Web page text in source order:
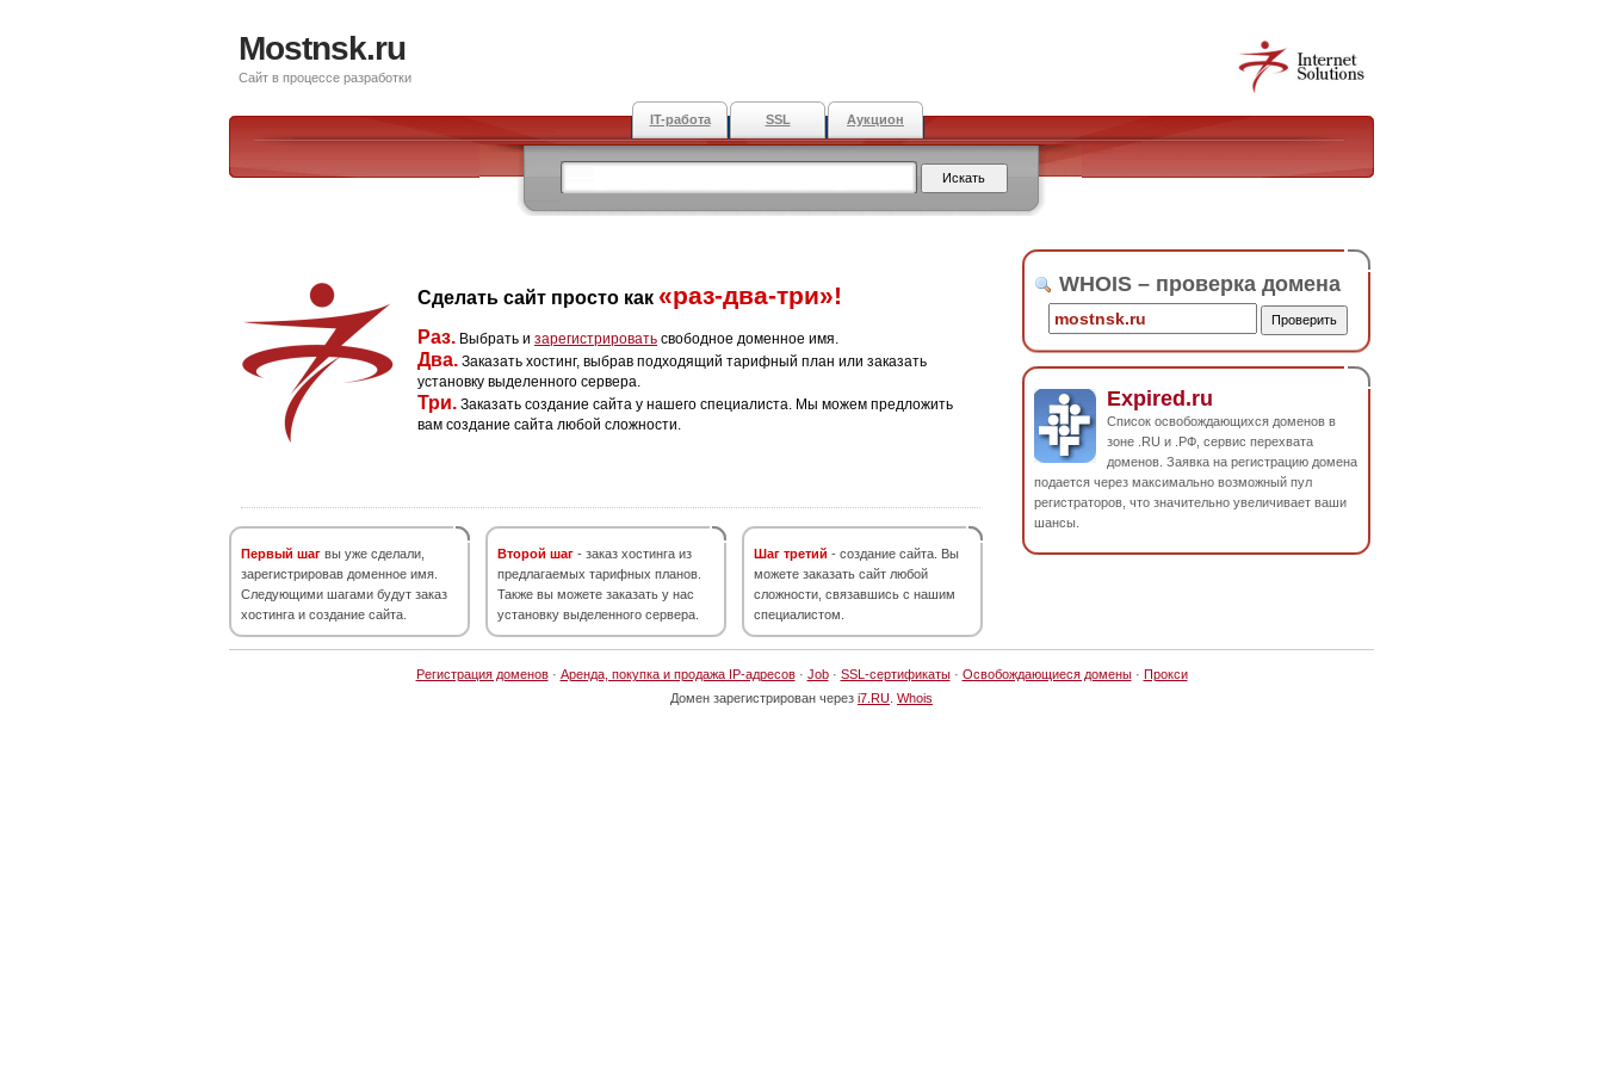
Mostnsk.ru
Сайт в процессе разработки
IT-работа SSL Аукцион
Сделать сайт просто как «раз-два-три»!
Раз. Выбрать и зарегистрировать свободное доменное имя.
Два. Заказать хостинг, выбрав подходящий тарифный план или заказать
установку выделенного сервера.
Три. Заказать создание сайта у нашего специалиста. Мы можем предложить
вам создание сайта любой сложности.
Первый шаг вы уже сделали,
зарегистрировав доменное имя.
Следующими шагами будут заказ
хостинга и создание сайта.
Второй шаг - заказ хостинга из
предлагаемых тарифных планов.
Также вы можете заказать у нас
установку выделенного сервера.
Шаг третий - создание сайта. Вы
можете заказать сайт любой
сложности, связавшись с нашим
специалистом.
WHOIS – проверка домена
Expired.ru
Список освобождающихся доменов в
зоне .RU и .РФ, сервис перехвата
доменов. Заявка на регистрацию домена
подается через максимально возможный пул
регистраторов, что значительно увеличивает ваши
шансы.
Регистрация доменов· Аренда, покупка и продажа IP-адресов· Job· SSL-сертификаты· Освобождающиеся домены· Прокси
Домен зарегистрирован через i7.RU Whois